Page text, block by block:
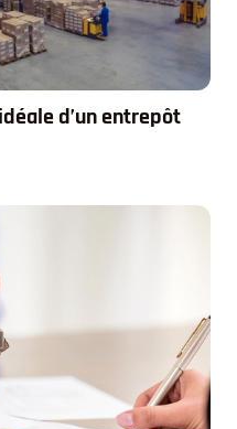
d’un entrepôt